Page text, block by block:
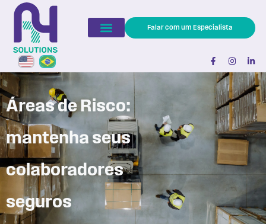
Falar com um Especialista
Áreas de Risco:
mantenha seus
colaboradores
seguros